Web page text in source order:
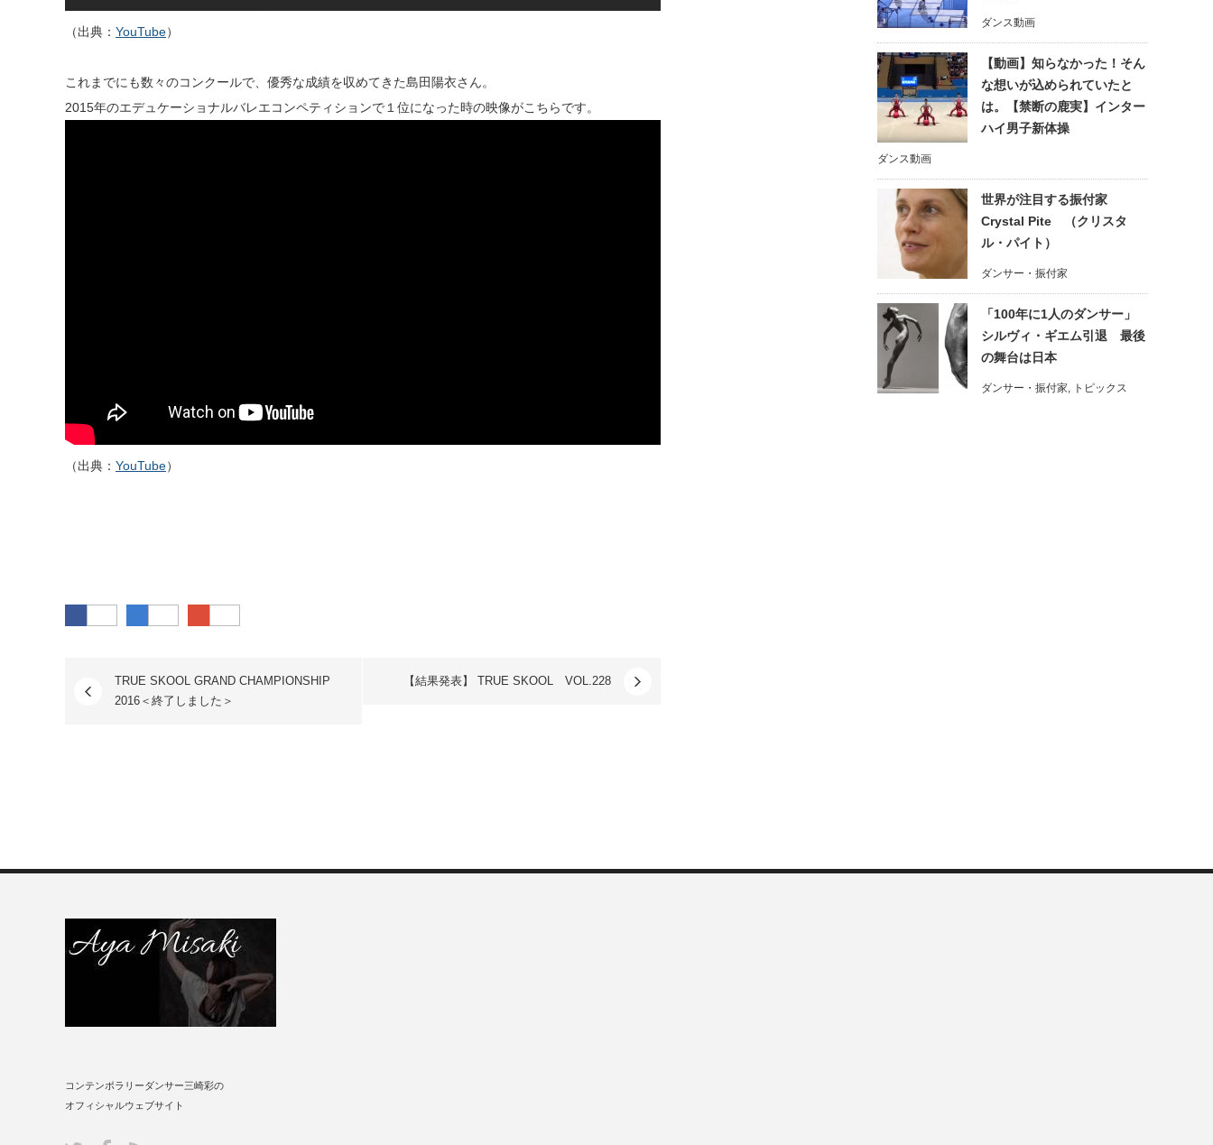
（出典： YouTube）
これまでにも数々のコンクールで、優秀な成績を収めてきた島田陽衣さん。
2015年のエデュケーショナルバレエコンペティションで１位になった時の映像がこちらです。
（出典： YouTube）
TRUE SKOOL GRAND CHAMPIONSHIP
2016＜終了しました＞
【結果発表】 TRUE SKOOL VOL.228
ダンス動画
【動画】知らなかった！そん
な想いが込められていたと
は。【禁断の鹿実】インター
ハイ男子新体操
ダンス動画
世界が注目する振付家
Crystal Pite （クリスタ
ル・パイト）
ダンサー・振付家
「100年に1人のダンサー」
シルヴィ・ギエム引退 最後
の舞台は日本
ダンサー・振付家, トピックス
コンテンポラリーダンサー三崎彩の
オフィシャルウェブサイト